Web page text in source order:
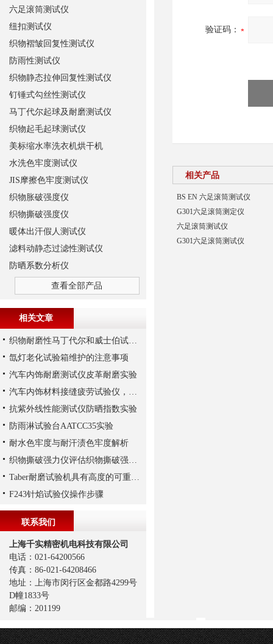
验证码：
相关产品
BS EN 六足滚筒测试仪
G301六足滚筒测定仪
六足滚筒测试仪
G301六足滚筒测试仪
六足滚筒测试仪
纽扣测试仪
织物褶皱回复性测试仪
防雨性测试仪
织物静态拉伸回复性测试仪
钉锤式勾丝性测试仪
马丁代尔起球及耐磨测试仪
织物起毛起球测试仪
美标缩水率洗衣机烘干机
水洗色牢度测试仪
JIS摩擦色牢度测试仪
织物胀破强度仪
织物撕破强度仪
暖体出汗假人测试仪
滤料动静态过滤性测试仪
防晒系数分析仪
查看全部产品
相关文章
织物耐磨性马丁代尔和威士伯试验评定方法
氙灯老化试验箱维护的注意事项
汽车内饰耐磨测试仪皮革耐磨实验
汽车内饰材料接缝疲劳试验仪，上海千实T101不错
抗紫外线性能测试仪防晒指数实验
防雨淋试验台AATCC35实验
耐水色牢度与耐汗渍色牢度解析
织物撕破强力仪评估织物撕破强力的影响因素
Taber耐磨试验机具有高度的可重复性和标准化
F243针焰试验仪操作步骤
联系我们
上海千实精密机电科技有限公司
电话：021-64200566
传真：86-021-64208466
地址：上海市闵行区金都路4299号
D幢1833号
邮编：201199